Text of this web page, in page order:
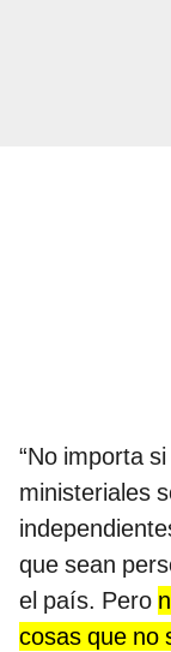
“No importa
ministeriales
que sean
el país. Pero
cosas que no